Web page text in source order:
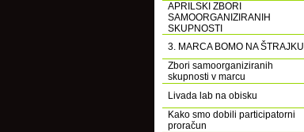
APRILSKI ZBORI
SAMOORGANIZIRANIH
SKUPNOSTI
3. MARCA BOMO NA ŠTRAJKU
Zbori samoorganiziranih
skupnosti v marcu
Livada lab na obisku
Kako smo dobili participatorni
proračun